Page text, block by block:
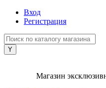
Вход
Регистрация
Магазин